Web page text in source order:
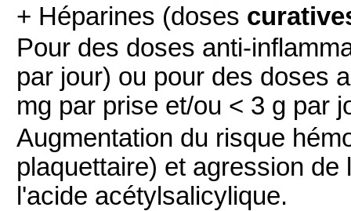
+ Héparines (doses
Pour des doses anti-
par jour) ou pour des doses
mg par prise et/ou < 3 g par
Augmentation du risque
plaquettaire) et agression
l'acide acétylsalicylique.